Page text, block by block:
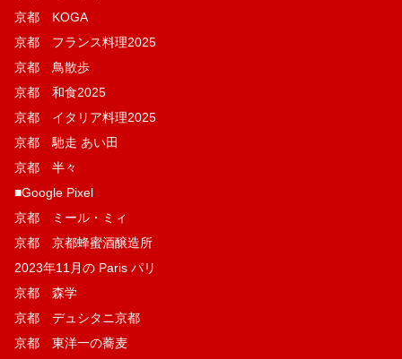
京都 KOGA
京都 フランス料理2025
京都 鳥散歩
京都 和食2025
京都 イタリア料理2025
京都 馳走 あい田
京都 半々
■Google Pixel
京都 ミール・ミィ
京都 京都蜂蜜酒醸造所
2023年11月の Paris パリ
京都 森学
京都 デュシタニ京都
京都 東洋一の蕎麦